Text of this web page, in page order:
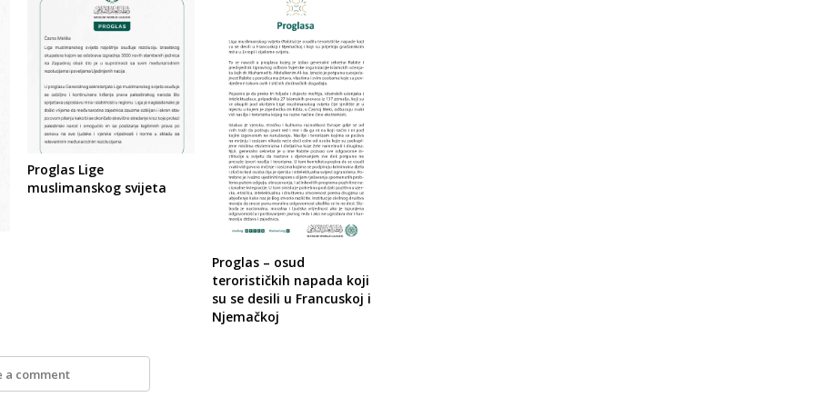
Proglas Lige
muslimanskog svijeta
Proglas – osud
terorističkih napada koji
su se desili u Francuskoj i
Njemačkoj
a comment